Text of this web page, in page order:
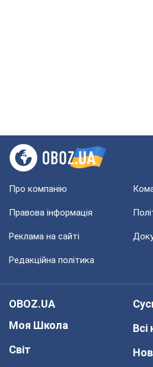
Про компанію
Правова інформація
Реклама на сайті
Редакційна політика
OBOZ.UA
Моя Школа
Світ
Всі